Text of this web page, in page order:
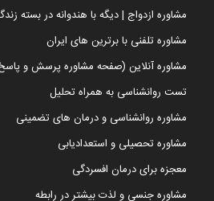
مشاوره ازدواج | دیگه با هندوانه در بسته
مشاوره تلفنی با برترین های ایران
مشاوره آنلاین (صفحه مشاوره پرسش و
تست روانشناسی به همراه تحلیل
مشاوره روانشناسی و درمان های تضمینی
مشاوره تحصیلی و استعدادیابی
معجزه برای درمان افسردگی
مشاوره جنسی و لذت بیشتر در رابطه